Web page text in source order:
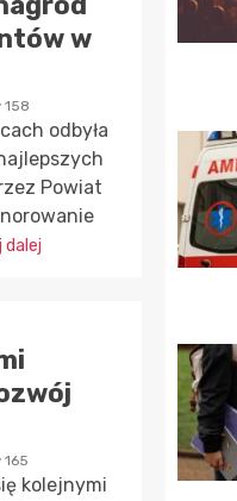
w
158
odbyła
Powiat
dalej
165
kolejnymi